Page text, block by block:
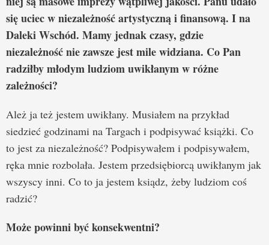
się uciec w niezależność artystyczną i finansową. I na
Daleki Wschód. Mamy jednak czasy, gdzie
niezależność nie zawsze jest mile widziana. Co Pan
radziłby młodym ludziom uwikłanym w różne
zależności?
Ależ ja też jestem uwikłany. Musiałem na przykład
siedzieć godzinami na Targach i podpisywać książki. Co
to jest za niezależność? Podpisywałem i podpisywałem,
ręka mnie rozbolała. Jestem przedsiębiorcą uwikłanym jak
wszyscy inni. Co to ja jestem ksiądz, żeby ludziom coś
radzić?
Może powinni być konsekwentni?